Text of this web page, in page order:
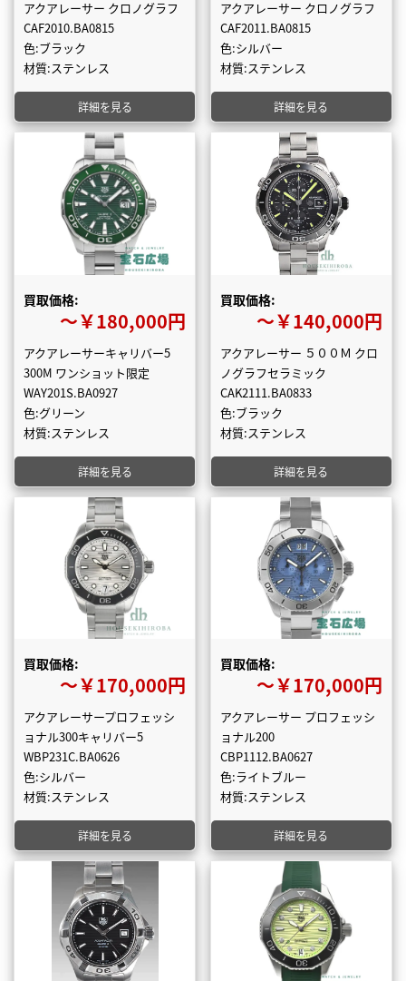
アクアレーサー クロノグラフ
CAF2010.BA0815
色:ブラック
材質:ステンレス
詳細を見る
アクアレーサー クロノグラフ
CAF2011.BA0815
色:シルバー
材質:ステンレス
詳細を見る
買取価格:
〜￥180,000円
アクアレーサーキャリバー5
300M ワンショット限定
WAY201S.BA0927
色:グリーン
材質:ステンレス
詳細を見る
買取価格:
〜￥140,000円
アクアレーサー ５００Ｍ クロ
ノグラフセラミック
CAK2111.BA0833
色:ブラック
材質:ステンレス
詳細を見る
買取価格:
〜￥170,000円
アクアレーサープロフェッシ
ョナル300キャリバー5
WBP231C.BA0626
色:シルバー
材質:ステンレス
詳細を見る
買取価格:
〜￥170,000円
アクアレーサー プロフェッシ
ョナル200
CBP1112.BA0627
色:ライトブルー
材質:ステンレス
詳細を見る